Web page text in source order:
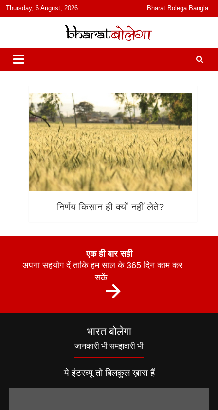
content
Thursday, 6 August, 2026 Bharat Bolega Bangla
भारत बोलेगा
हिंदी में समाचार, विचार, ऑडियो, वीडियो और फ़ीचर. भारत बोलेगा हिंदी न्यूज़ वेबसाइट
India: News, Views, Info, Trends & Podcast I जानकारी भी समझदारी भी
और पॉडकास्ट
निर्णय किसान ही क्यों नहीं लेते?
एक ही बार सही
अपना सहयोग दें ताकि हम साल के 365 दिन काम कर
सकें.
भारत बोलेगा
जानकारी भी समझदारी भी
ये इंटरव्यू तो बिलकुल ख़ास हैं